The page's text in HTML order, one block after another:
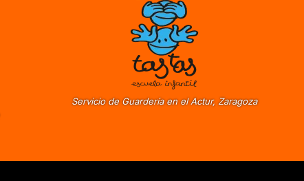
Servicio de Guardería en el Actur, Zaragoza